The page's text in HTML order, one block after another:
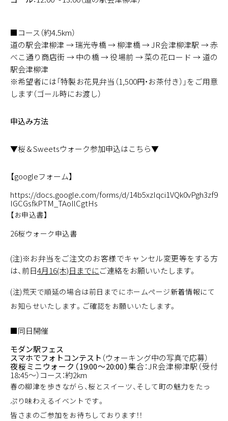
■コース（約4.5km）
道の駅会津柳津 → 瑞光寺橋 → 柳津橋 → JR会津柳津駅 → 赤
べこ通り商店街 → 中の橋 → 役場前 → 菜の花ロード → 道の
駅会津柳津
※希望者には「特製お花見弁当（1,500円・お茶付き）」をご用意
します（ゴール時にお渡し）
申込み方法
▼桜＆Sweetsウォーク参加申込はこちら▼
【googleフォーム】
https://docs.google.com/forms/d/14b5xzIqci1VQk0vPgh3zf9
IGCGsfkPTM_TAoIlCgtHs
【お申込書】
26桜ウォーク申込書
(注)※お弁当をご注文のお客様でキャンセル変更等をする方
は、前日4月16(木)日までにご連絡をお願いいたします。
(注)荒天で順延の場合は前日までにホームページ新着情報にて
お知らせいたします。ご確認をお願いいたします。
■同日開催
モダン駅フェス
スマホでフォトコンテスト （ウォーキング中の写真で応募）
夜桜ミニウォーク（19:00〜20:00）集合：JR会津柳津駅（受付
18:45〜）コース：約2km
春の柳津を歩きながら、桜とスイーツ、そして町の魅力をたっ
ぷり味わえるイベントです。
皆さまのご参加をお待ちしております！！